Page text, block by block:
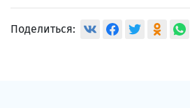
Поделиться: